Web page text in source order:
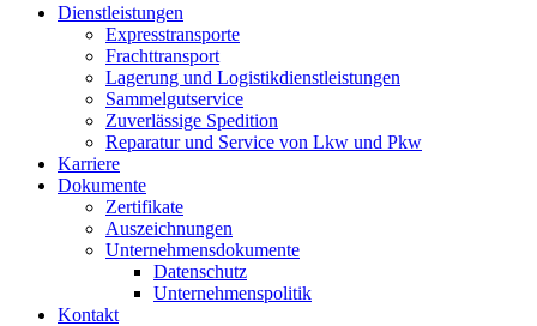
Dienstleistungen
Expresstransporte
Frachttransport
Lagerung und Logistikdienstleistungen
Sammelgutservice
Zuverlässige Spedition
Reparatur und Service von Lkw und Pkw
Karriere
Dokumente
Zertifikate
Auszeichnungen
Unternehmensdokumente
Datenschutz
Unternehmenspolitik
Kontakt